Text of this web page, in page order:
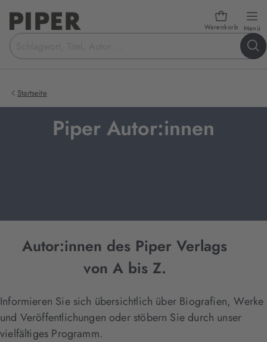
Warenkorb Menü
Suchbegriff
eingeben
Startseite
Piper Autor:innen
Autor:innen des Piper Verlags
von A bis Z.
Informieren Sie sich übersichtlich über Biografien, Werke
und Veröffentlichungen oder stöbern Sie durch unser
vielfältiges Programm.